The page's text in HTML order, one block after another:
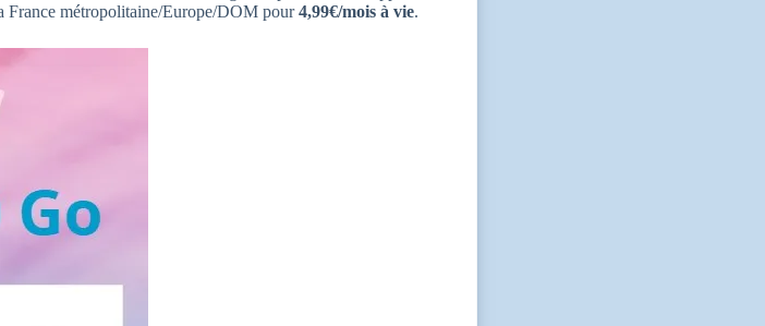
France métropolitaine/Europe/DOM pour4,99€/mois à vie.